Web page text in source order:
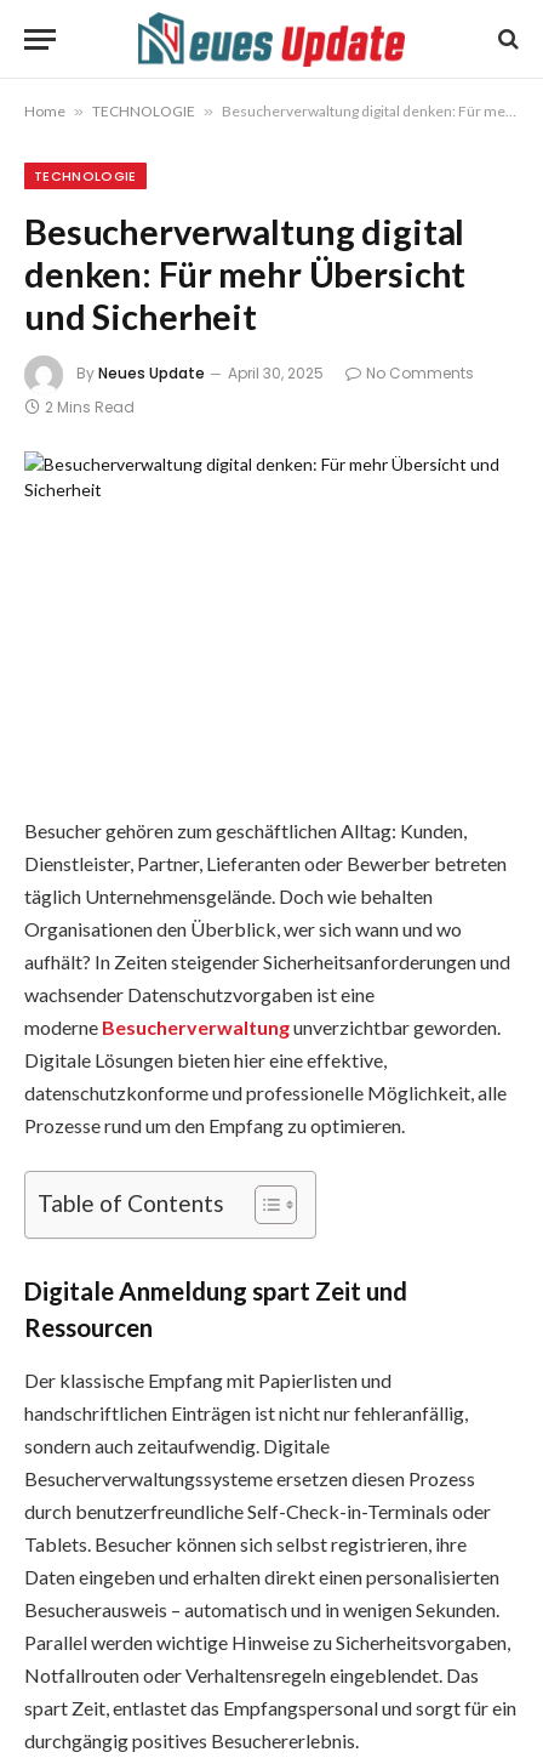
Home » TECHNOLOGIE » Besucherverwaltung digital denken: Für mehr Übersicht und Sicherheit
TECHNOLOGIE
Besucherverwaltung digital
denken: Für mehr Übersicht
und Sicherheit
ByNeues Update April 30, 2025
No Comments
2 Mins Read
Besucher gehören zum geschäftlichen Alltag: Kunden,
Dienstleister, Partner, Lieferanten oder Bewerber betreten
täglich Unternehmensgelände. Doch wie behalten
Organisationen den Überblick, wer sich wann und wo
aufhält? In Zeiten steigender Sicherheitsanforderungen und
wachsender Datenschutzvorgaben ist eine
moderne Besucherverwaltungunverzichtbar geworden.
Digitale Lösungen bieten hier eine effektive,
datenschutzkonforme und professionelle Möglichkeit, alle
Prozesse rund um den Empfang zu optimieren.
Table of Contents
Digitale Anmeldung spart Zeit und
Ressourcen
Der klassische Empfang mit Papierlisten und
handschriftlichen Einträgen ist nicht nur fehleranfällig,
sondern auch zeitaufwendig. Digitale
Besucherverwaltungssysteme ersetzen diesen Prozess
durch benutzerfreundliche Self-Check-in-Terminals oder
Tablets. Besucher können sich selbst registrieren, ihre
Daten eingeben und erhalten direkt einen personalisierten
Besucherausweis – automatisch und in wenigen Sekunden.
Parallel werden wichtige Hinweise zu Sicherheitsvorgaben,
Notfallrouten oder Verhaltensregeln eingeblendet. Das
spart Zeit, entlastet das Empfangspersonal und sorgt für ein
durchgängig positives Besuchererlebnis.